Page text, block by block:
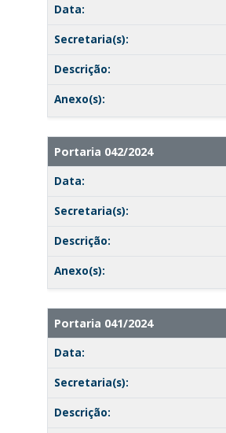
Data:
Secretaria(s):
Descrição:
Anexo(s):
Portaria 042/2024
Data:
Secretaria(s):
Descrição:
Anexo(s):
Portaria 041/2024
Data:
Secretaria(s):
Descrição: